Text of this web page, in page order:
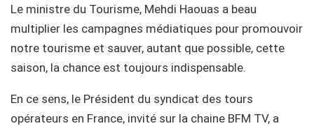
Le ministre du Tourisme, Mehdi Haouas a beau
multiplier les campagnes médiatiques pour promouvoir
notre tourisme et sauver, autant que possible, cette
saison, la chance est toujours indispensable.
En ce sens, le Président du syndicat des tours
opérateurs en France, invité sur la chaine BFM TV, a